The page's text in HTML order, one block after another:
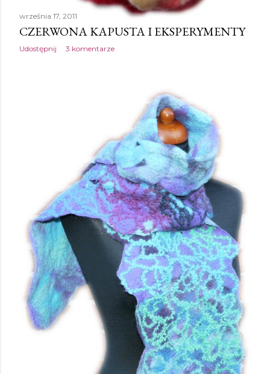
września 17, 2011
CZERWONA KAPUSTA I EKSPERYMENTY
Udostępnij 3 komentarze